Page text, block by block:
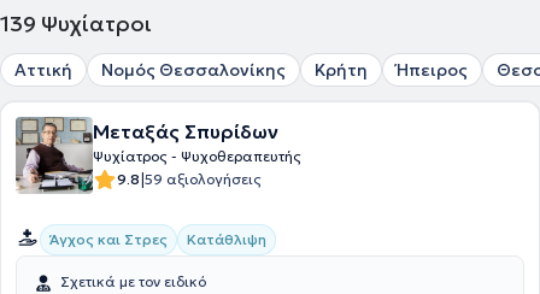
139 Ψυχίατροι
Αττική Νομός Θεσσαλονίκης Κρήτη Ήπειρος
Μεταξάς Σπυρίδων
Ψυχίατρος - Ψυχοθεραπευτής
9.8|59 αξιολογήσεις
Άγχος και Στρες Κατάθλιψη
Σχετικά με τον ειδικό